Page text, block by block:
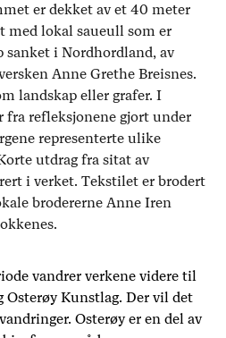
er dekket av et 40 meter
med lokal saueull som er
sanket i Nordhordland, av
Anne Grethe Breisnes.
landskap eller grafer. I
fra refleksjonene gjort under
representerte ulike
utdrag fra sitat av
i verket. Tekstilet er brodert
brodererne Anne Iren
vandrer verkene videre til
Osterøy Kunstlag. Der vil det
Osterøy er en del av